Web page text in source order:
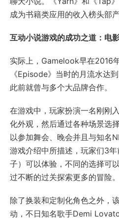
成为书籍类应用的收入榜头部产
互动小说游戏的成功之道：电
实际上，Gamelook早在2016
《Episode》当时的月流水达
此前就曾与多个大品牌合作。
在游戏中，玩家扮演一名刚刚
化外观，然后通过各种场景选
以参加舞会、晚会并且与知名
游戏介绍中所描述，玩家们3
子）可以体验，不同的选择可
过不断的过关探索更多的冒险。
除了换装和定制化角色之外，
动，不日知名歌手Demi